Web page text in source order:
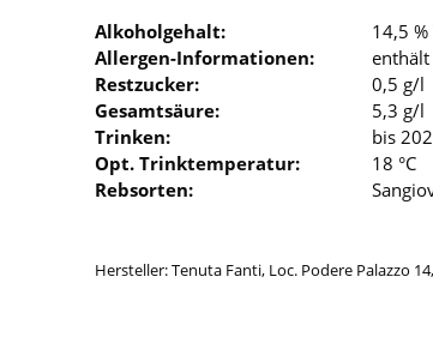
Alkoholgehalt:
14,5 %
Allergen-Informationen:
Restzucker:
0,5 g/l
Gesamtsäure:
5,3 g/l
Trinken:
bis
Opt. Trinktemperatur:
18 °C
Rebsorten:
Hersteller: Tenuta Fanti, Loc. Podere Palazzo